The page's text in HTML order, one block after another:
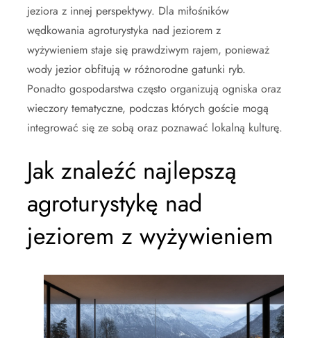
jeziora z innej perspektywy. Dla miłośników
wędkowania agroturystyka nad jeziorem z
wyżywieniem staje się prawdziwym rajem, ponieważ
wody jezior obfitują w różnorodne gatunki ryb.
Ponadto gospodarstwa często organizują ogniska oraz
wieczory tematyczne, podczas których goście mogą
integrować się ze sobą oraz poznawać lokalną kulturę.
Jak znaleźć najlepszą
agroturystykę nad
jeziorem z wyżywieniem